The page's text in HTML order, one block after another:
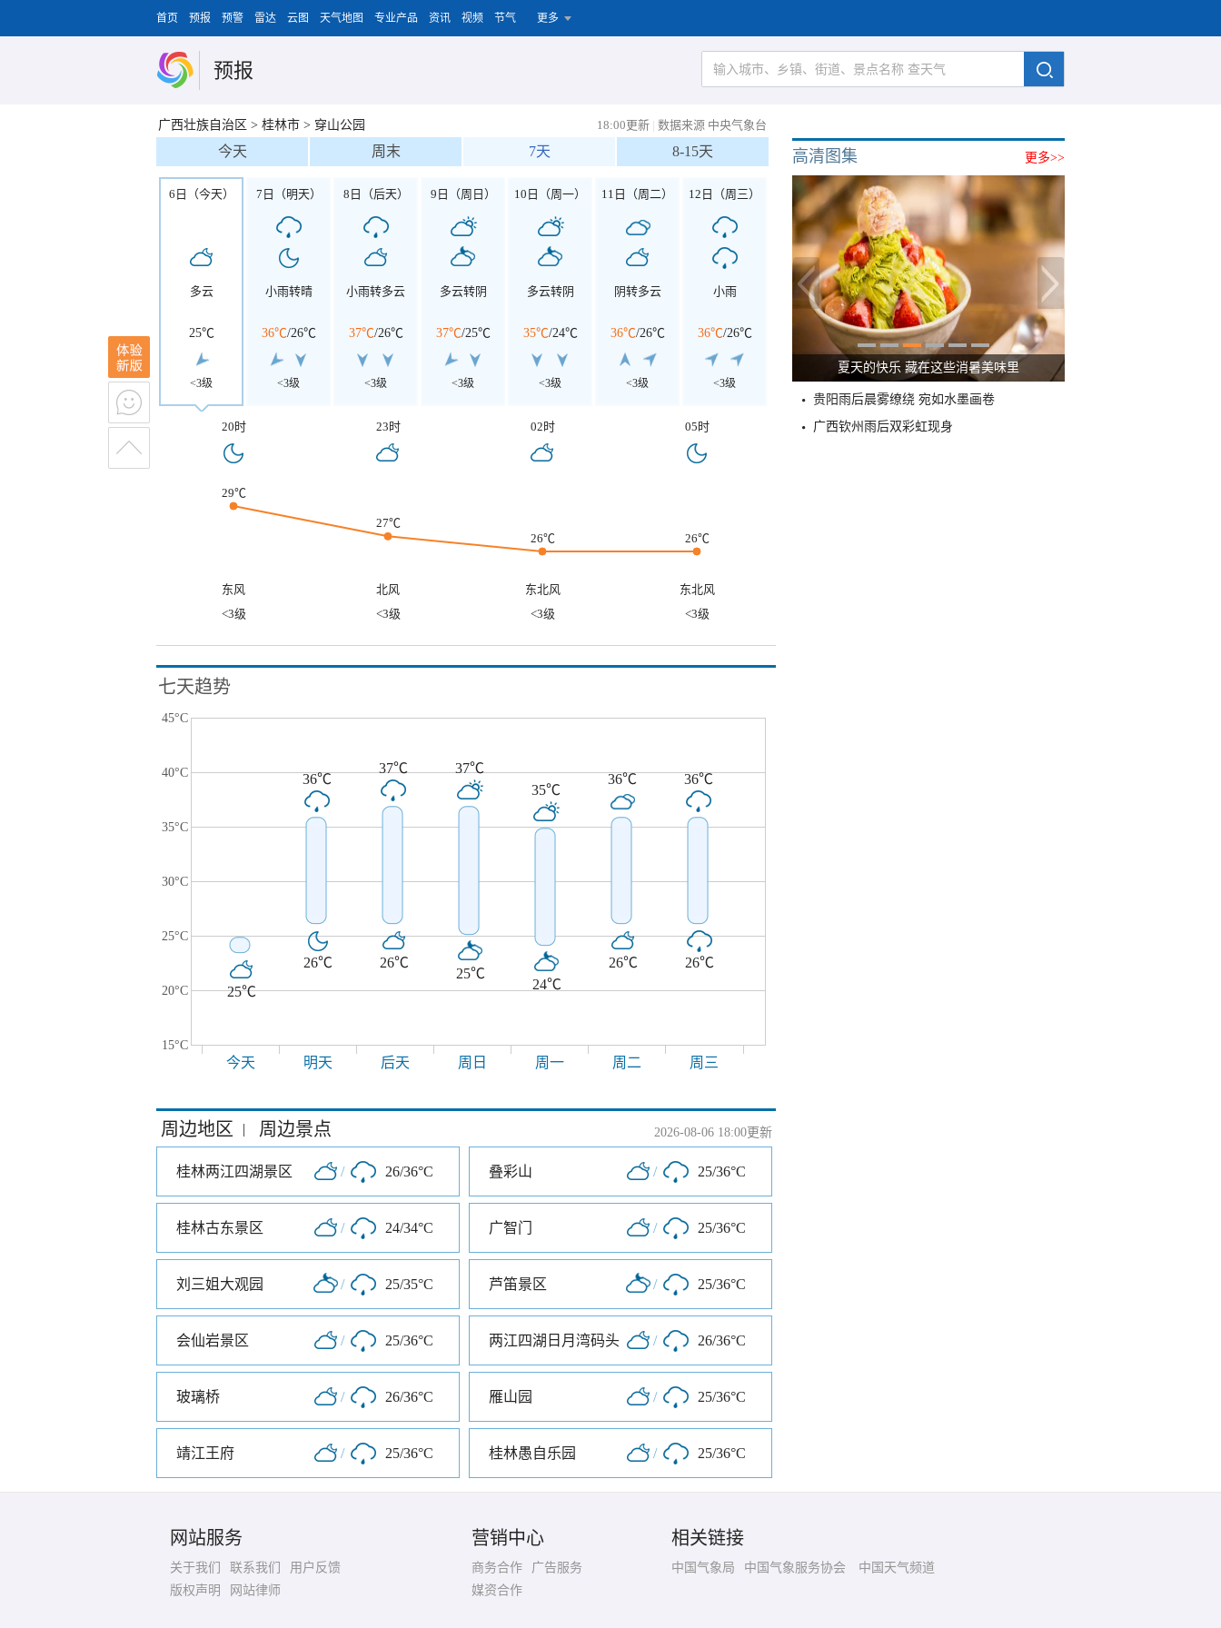
首页 预报 预警 雷达 云图 天气地图 专业产品 资讯 视频 节气 更多
预报
广西壮族自治区 > 桂林市 > 穿山公园 18:00更新 | 数据来源 中央气象台
今天 周末 7天 8-15天
6日（今天）
多云
25℃
<3级
7日（明天）
小雨转晴
36℃/26℃
<3级
8日（后天）
小雨转多云
37℃/26℃
<3级
9日（周日）
多云转阴
37℃/25℃
<3级
10日（周一）
多云转阴
35℃/24℃
<3级
11日（周二）
阴转多云
36℃/26℃
<3级
12日（周三）
小雨
36℃/26℃
<3级
20时 23时 02时 05时
29℃
27℃
26℃
26℃
东风 北风 东北风
东北风
<3级
<3级 <3级 <3级
七天趋势
45°C
40°C
35°C
30°C
25°C
20°C
15°C
25℃
36℃
26℃
37℃
26℃
37℃
25℃
35℃
24℃
36℃
26℃
36℃
26℃
今天 明天 后天 周日 周一 周二 周三
周边地区 | 周边景点 2026-08-06 18:00更新
桂林两江四湖景区 / 26/36°C 叠彩山 / 25/36°C
桂林古东景区 / 24/34°C 广智门 / 25/36°C
刘三姐大观园 / 25/35°C 芦笛景区 / 25/36°C
会仙岩景区 / 25/36°C 两江四湖日月湾码头 / 26/36°C
玻璃桥 / 26/36°C 雁山园 / 25/36°C
靖江王府 / 25/36°C 桂林愚自乐园 / 25/36°C
更多>>
高清图集
夏天的快乐 藏在这些消暑美味里
贵阳雨后晨雾缭绕 宛如水墨画卷
广西钦州雨后双彩虹现身
网站服务
关于我们 联系我们
用户反馈
版权声明
网站律师
营销中心
商务合作
广告服务
媒资合作
相关链接
中国气象局 中国气象服务协会 中国天气频道